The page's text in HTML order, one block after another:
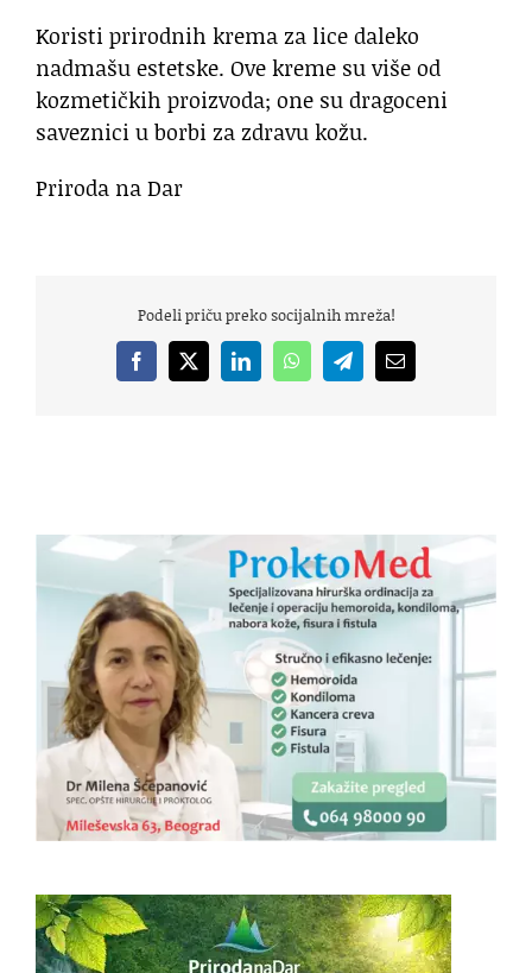
Koristi prirodnih krema za lice daleko
nadmašu estetske. Ove kreme su više od
kozmetičkih proizvoda; one su dragoceni
saveznici u borbi za zdravu kožu.
Priroda na Dar
Podeli priču preko socijalnih mreža!
Facebook
X LinkedInWhatsAppTelegramEmail